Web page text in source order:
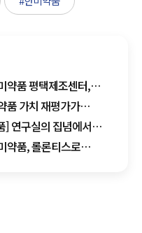
약품 평택제조센터,
外
품 가치 재평가가
연구실의 집념에서
장과 도전의 역사
약품, 롤론티스로